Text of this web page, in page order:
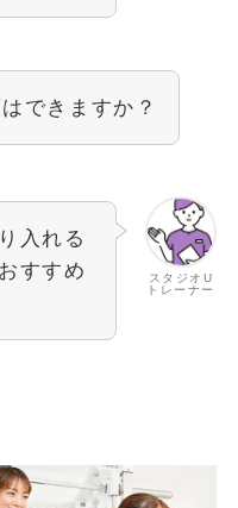
できますか？
スタジオU
トレーナー
入れる
すすめ